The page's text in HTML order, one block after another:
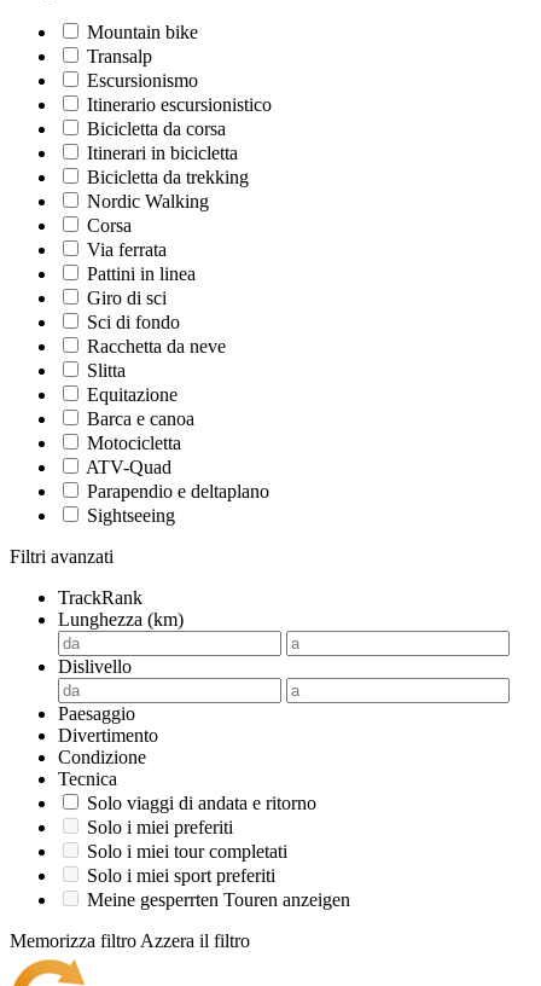
Mountain bike
Transalp
Escursionismo
Itinerario escursionistico
Bicicletta da corsa
Itinerari in bicicletta
Bicicletta da trekking
Nordic Walking
Corsa
Via ferrata
Pattini in linea
Giro di sci
Sci di fondo
Racchetta da neve
Slitta
Equitazione
Barca e canoa
Motocicletta
ATV-Quad
Parapendio e deltaplano
Sightseeing
Filtri avanzati
TrackRank
Lunghezza (km)
Dislivello
Paesaggio
Divertimento
Condizione
Tecnica
Solo viaggi di andata e ritorno
Solo i miei preferiti
Solo i miei tour completati
Solo i miei sport preferiti
Meine gesperrten Touren anzeigen
Memorizza filtro Azzera il filtro